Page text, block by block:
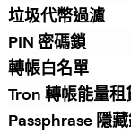
垃圾代幣過濾
PIN 密碼鎖
轉帳白名單
Tron 轉帳能量租
Passphrase 隱